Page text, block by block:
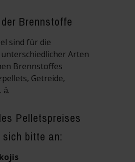
Brennstoffe
sind für die
Arten
Brennstoffes
Getreide,
ä.
Pelletspreises
bitte an: